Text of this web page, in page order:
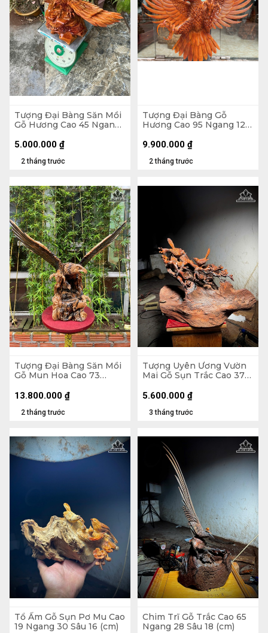
Tượng Đại Bàng Săn Mồi
Gỗ Hương Cao 45 Ngang
2 tháng trước
5.000.000 ₫
Tượng Đại Bàng Gỗ
Hương Cao 95 Ngang 120
2 tháng trước
9.900.000 ₫
Tượng Đại Bàng Săn Mồi
Gỗ Mun Hoa Cao 73
2 tháng trước
13.800.000 ₫
Tượng Uyên Ương Vườn
Mai Gỗ Sụn Trắc Cao 37
3 tháng trước
5.600.000 ₫
Tổ Ấm Gỗ Sụn Pơ Mu Cao
19 Ngang 30 Sâu 16 (cm)
Chim Trĩ Gỗ Trắc Cao 65
Ngang 28 Sâu 18 (cm)